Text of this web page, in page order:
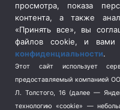
Социальная политика
(3)
Спецоперация в Украине
Спецоперация на Украине
Спорт (740)
Терроризм (1)
Транспорт (262)
просмотра, показа
контента, а также
«Принять все», вы
файлов cookie, и
конфиденциальности.
Этот сайт использует
предоставляемый компанией
Л. Толстого, 16 (далее —
технологию «cookie» —